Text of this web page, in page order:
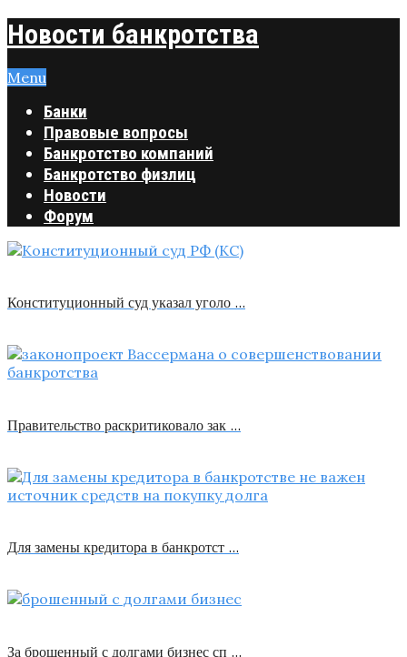
Новости банкротства
Menu
Банки
Правовые вопросы
Банкротство компаний
Банкротство физлиц
Новости
Форум
Конституционный суд указал уголо …
Правительство раскритиковало зак …
Для замены кредитора в банкротст …
За брошенный с долгами бизнес сп …